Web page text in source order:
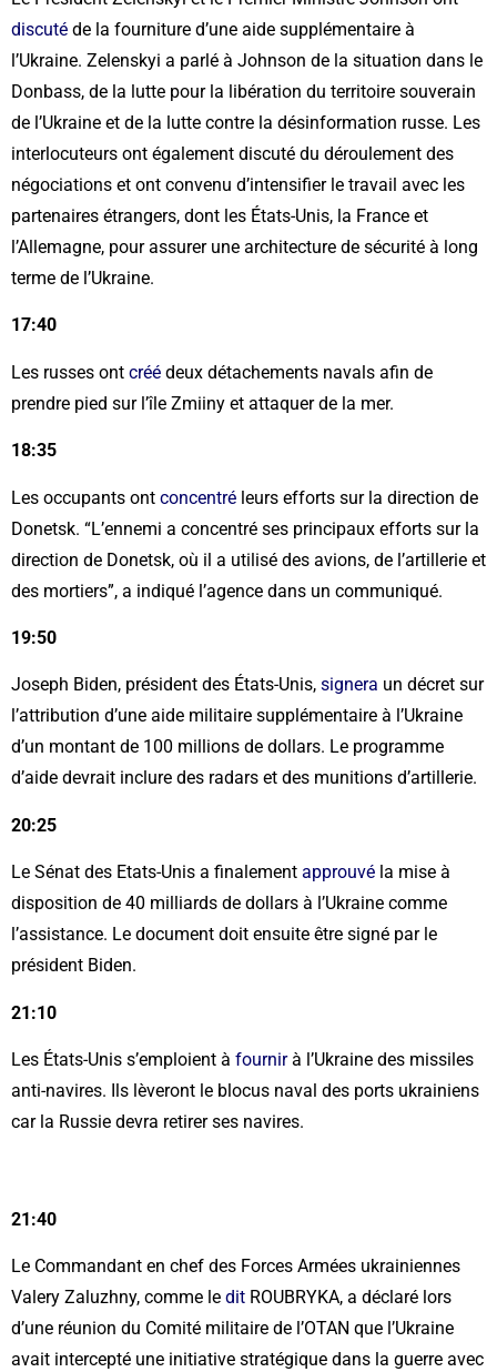
discuté de la fourniture d’une aide supplémentaire à
l’Ukraine. Zelenskyi a parlé à Johnson de la situation dans le
Donbass, de la lutte pour la libération du territoire souverain
de l’Ukraine et de la lutte contre la désinformation russe. Les
interlocuteurs ont également discuté du déroulement des
négociations et ont convenu d’intensifier le travail avec les
partenaires étrangers, dont les États-Unis, la France et
l’Allemagne, pour assurer une architecture de sécurité à long
terme de l’Ukraine.
17:40
Les russes ont créé deux détachements navals afin de
prendre pied sur l’île Zmiiny et attaquer de la mer.
18:35
Les occupants ont concentré leurs efforts sur la direction de
Donetsk. “L’ennemi a concentré ses principaux efforts sur la
direction de Donetsk, où il a utilisé des avions, de l’artillerie et
des mortiers”, a indiqué l’agence dans un communiqué.
19:50
Joseph Biden, président des États-Unis, signera un décret sur
l’attribution d’une aide militaire supplémentaire à l’Ukraine
d’un montant de 100 millions de dollars. Le programme
d’aide devrait inclure des radars et des munitions d’artillerie.
20:25
Le Sénat des Etats-Unis a finalement approuvé la mise à
disposition de 40 milliards de dollars à l’Ukraine comme
l’assistance. Le document doit ensuite être signé par le
président Biden.
21:10
Les États-Unis s’emploient à fournirà l’Ukraine des missiles
anti-navires. Ils lèveront le blocus naval des ports ukrainiens
car la Russie devra retirer ses navires.
21:40
Le Commandant en chef des Forces Armées ukrainiennes
Valery Zaluzhny, comme le dit ROUBRYKA, a déclaré lors
d’une réunion du Comité militaire de l’OTAN que l’Ukraine
avait intercepté une initiative stratégique dans la guerre avec